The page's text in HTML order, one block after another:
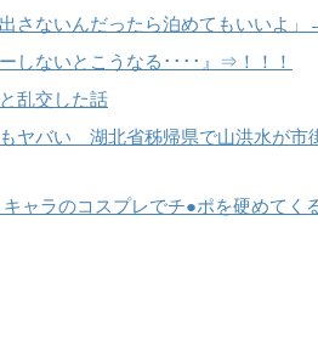
さないんだったら泊めてもいいよ
しないとこうなる････』⇒！！！
乱交した話
ヤバい 湖北省秭帰県で山洪水が市
ャラのコスプレでチ●ポを硬めてく